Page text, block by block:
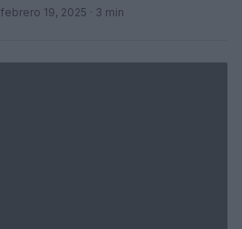
febrero 19, 2025 · 3 min